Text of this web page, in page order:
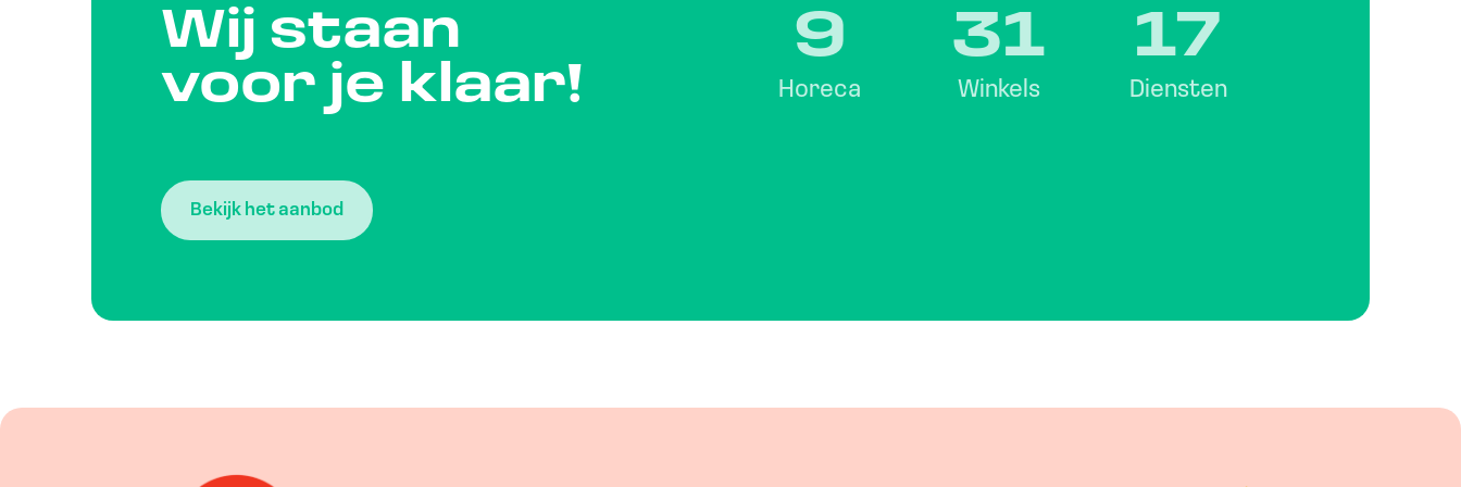
Wij staan
voor je klaar!
Bekijk het aanbod
Horeca
9
Winkels
31
Diensten
17